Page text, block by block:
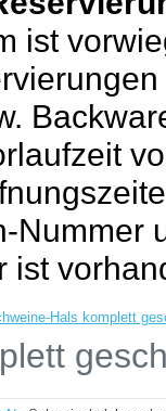
ist
ist
Hals komplett